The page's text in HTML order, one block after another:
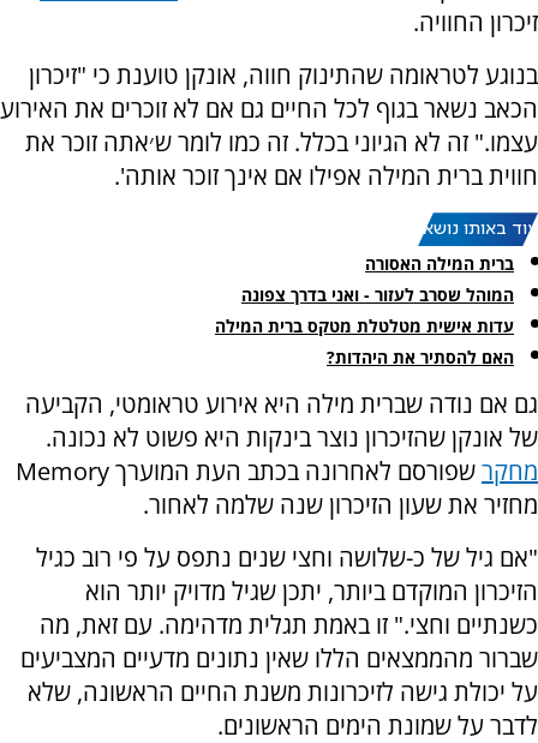
זיכרון החוויה.
בנוגע לטראומה שהתינוק חווה, אונקן טוענת כי "זיכרון
הכאב נשאר בגוף לכל החיים גם אם לא זוכרים את האירוע
עצמו." זה לא הגיוני בכלל. זה כמו לומר ש׳אתה זוכר את
חווית ברית המילה אפילו אם אינך זוכר אותה'.
עוד באותו נושא:
ברית המילה האסורה
המוהל שסרב לעזור - ואני בדרך צפונה
עדות אישית מטלטלת מטקס ברית המילה
האם להסתיר את היהדות?
גם אם נודה שברית מילה היא אירוע טראומטי, הקביעה
של אונקן שהזיכרון נוצר בינקות היא פשוט לא נכונה.
מחקר
שפורסם לאחרונה בכתב העת המוערך Memory
מחזיר את שעון הזיכרון שנה שלמה לאחור.
"אם גיל של כ-שלושה וחצי שנים נתפס על פי רוב כגיל
הזיכרון המוקדם ביותר, יתכן שגיל מדויק יותר הוא
כשנתיים וחצי." זו באמת תגלית מדהימה. עם זאת, מה
שברור מהממצאים הללו שאין נתונים מדעיים המצביעים
על יכולת גישה לזיכרונות משנת החיים הראשונה, שלא
לדבר על שמונת הימים הראשונים.